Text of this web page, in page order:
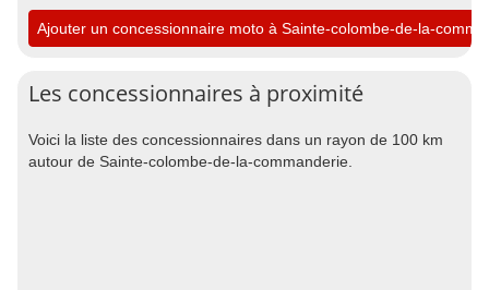
Ajouter un concessionnaire moto à Sainte-colombe-de-la-
Les concessionnaires à proximité
Voici la liste des concessionnaires dans un rayon de 100 km
autour de Sainte-colombe-de-la-commanderie.